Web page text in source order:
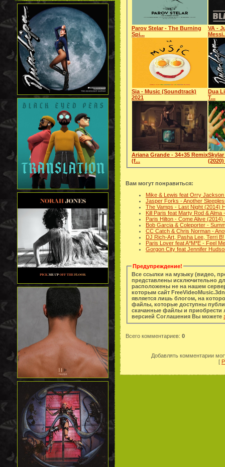
Parov Stelar - The Burning
Spi...
VA -
Sia - Music (Soundtrack)
2021
Dua
T...
Ariana Grande - 34+35 Remix
(f...
(2020)
Вам могут понравиться:
Mike & Lewis feat Orry
Jasper Forks - Another
The Vamps - Last Night (2014)
Kill Paris feat Marty Rod &
Paris Hilton - Come Alive (2014)
Bob Garcia & Coleporter -
CC Catch & Chris Norman -
DJ Rich-Art, Pasha Lee, Terri
Paris Lover feat A*M*E - Feel
Gorgon City feat Jennifer
Предупреждение!
Все ссылки на музыку (видео,
представлены исключительно
расположены не на нашем
которым сайт
является лишь блогом, на
файлы, которые доступны
скачанные файлы и приобрести легальную
версией Соглашения Вы можете
Всего комментариев: 0
Добавлять комментарии
[